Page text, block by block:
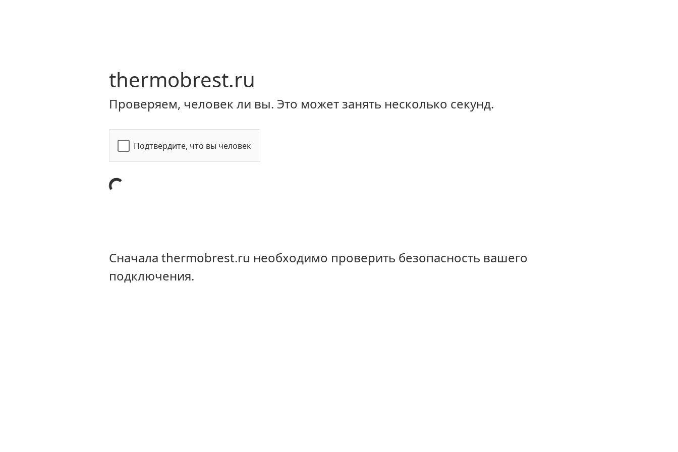
thermobrest.ru
Проверяем, человек ли вы. Это может занять несколько секунд.
Подтвердите, что вы человек
Сначала thermobrest.ru необходимо проверить безопасность вашего
подключения.